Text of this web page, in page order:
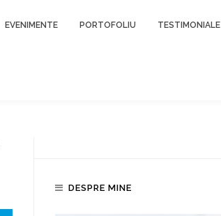
EVENIMENTE PORTOFOLIU TESTIMONIALE
DESPRE MINE